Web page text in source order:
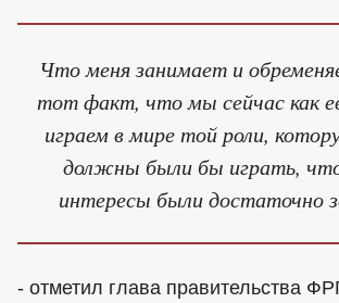
Что меня занимает и
тот факт, что мы сейчас как
играем в мире той роли,
должны были бы играть,
интересы были достаточно
- отметил глава правительства